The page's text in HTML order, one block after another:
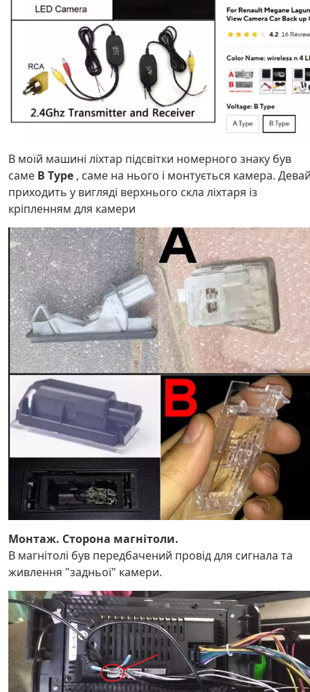
В моїй машині ліхтар підсвітки номерного знаку був
саме B Type , саме на нього і монтується камера.
приходить у вигляді верхнього скла ліхтаря із
кріпленням для камери
Монтаж. Сторона магнітоли.
В магнітолі був передбачений провід для сигнала та
живлення "задньої" камери.